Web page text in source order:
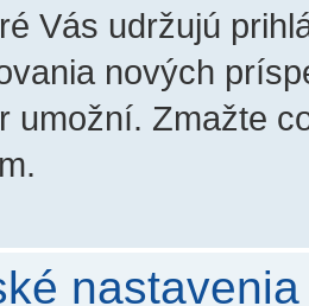
Vás udržujú
nových
umožní. Zmažte
nastavenia